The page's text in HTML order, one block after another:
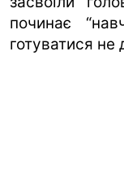
починає
готуватися не